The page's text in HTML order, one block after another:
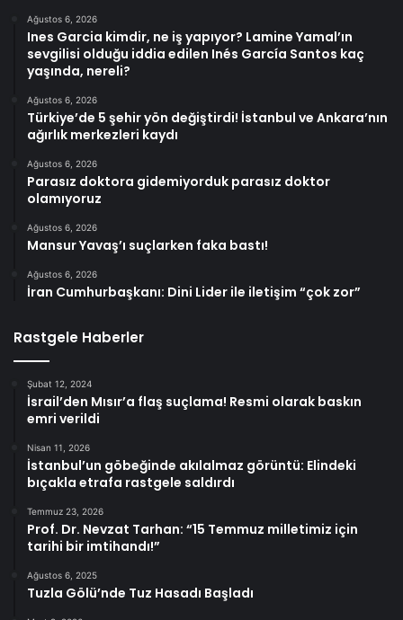
Ağustos 6, 2026
Ines Garcia kimdir, ne iş yapıyor? Lamine Yamal’ın
sevgilisi olduğu iddia edilen Inés García Santos kaç
yaşında, nereli?
Ağustos 6, 2026
Türkiye’de 5 şehir yön değiştirdi! İstanbul ve Ankara’nın
ağırlık merkezleri kaydı
Ağustos 6, 2026
Parasız doktora gidemiyorduk parasız doktor
olamıyoruz
Ağustos 6, 2026
Mansur Yavaş’ı suçlarken faka bastı!
Ağustos 6, 2026
İran Cumhurbaşkanı: Dini Lider ile iletişim “çok zor”
Rastgele Haberler
Şubat 12, 2024
İsrail’den Mısır’a flaş suçlama! Resmi olarak baskın
emri verildi
Nisan 11, 2026
İstanbul’un göbeğinde akılalmaz görüntü: Elindeki
bıçakla etrafa rastgele saldırdı
Temmuz 23, 2026
Prof. Dr. Nevzat Tarhan: “15 Temmuz milletimiz için
tarihi bir imtihandı!”
Ağustos 6, 2025
Tuzla Gölü’nde Tuz Hasadı Başladı